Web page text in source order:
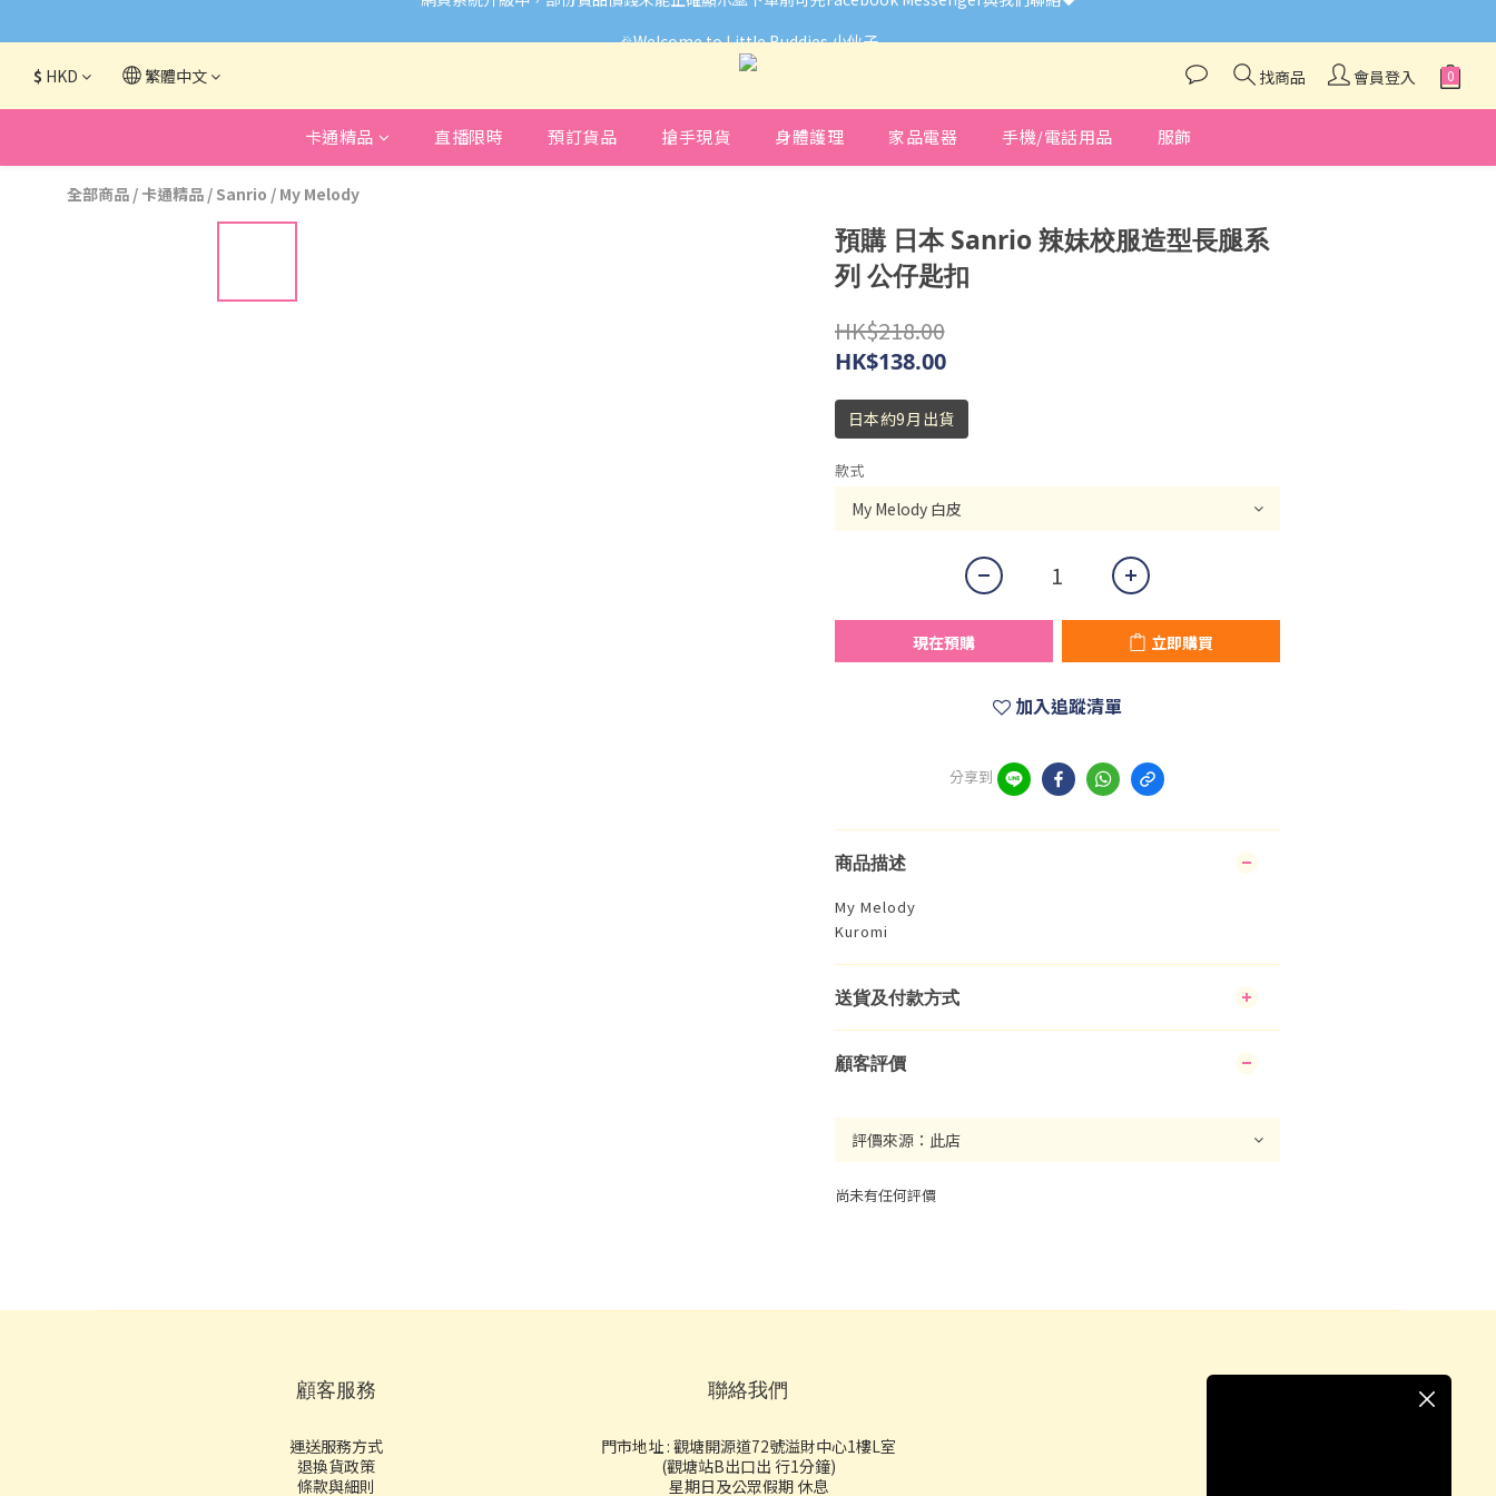
$ HKD 繁體中文 找商品 會員登入
卡通精品 直播限時 預訂貨品 搶手現貨 身體護理 家品電器 手機/電話用品 服飾
全部商品 / 卡通精品 / Sanrio / My Melody
預購 日本 Sanrio 辣妹校服造型長腿系
列 公仔匙扣
HK$218.00
HK$138.00
日本約9月出貨
款式
現在預購 立即購買
加入追蹤清單
分享到
商品描述
My Melody
Kuromi
送貨及付款方式
顧客評價
尚未有任何評價
顧客服務
運送服務方式
退換貨政策
條款與細則
聯絡我們
門市地址 : 觀塘開源道72號溢財中心1樓L室
(觀塘站B出口出 行1分鐘)
星期日及公眾假期 休息